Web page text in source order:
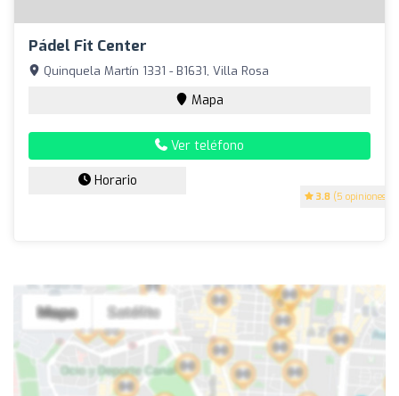
Pádel Fit Center
3.8 (5 opiniones)
Quinquela Martín 1331 - B1631, Villa Rosa
Mapa
Ver teléfono
Horario